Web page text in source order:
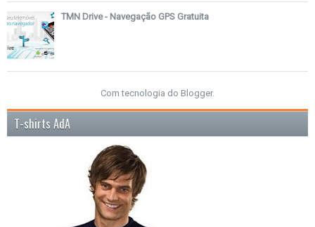
TMN Drive - Navegação GPS Gratuita
Com tecnologia do Blogger.
T-shirts AdA